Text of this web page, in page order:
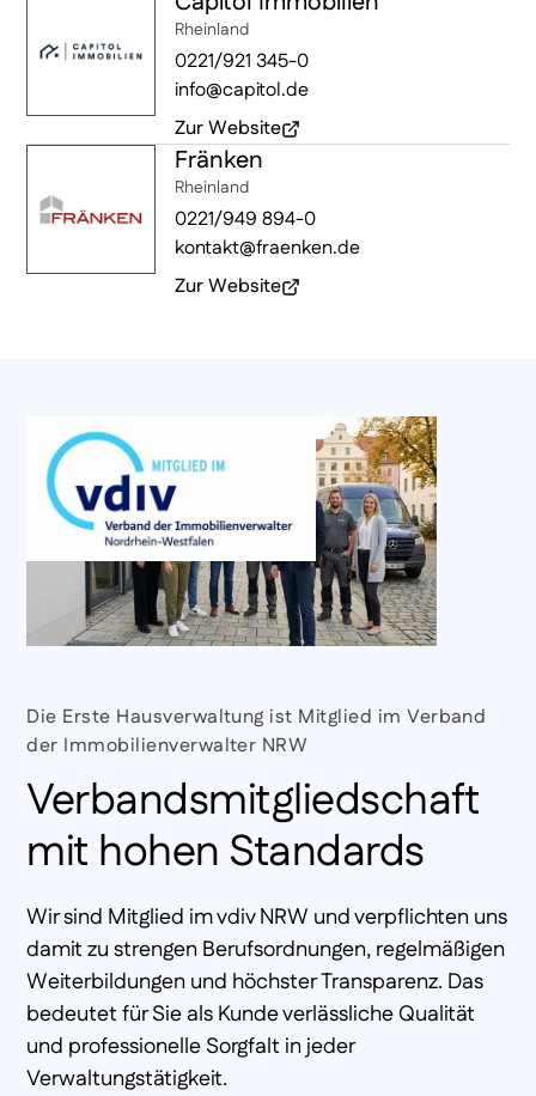
Rheinland
0221/921 345-0
info@capitol.de
Zur Website
(öffnet in neuem Fenster)
Fränken
Rheinland
0221/949 894-0
kontakt@fraenken.de
Zur Website
Die Erste Hausverwaltung ist Mitglied im Verband
der Immobilienverwalter NRW
Verbandsmitgliedschaft
mit hohen Standards
Wir sind Mitglied im vdiv NRW und verpflichten uns
damit zu strengen Berufsordnungen, regelmäßigen
Weiterbildungen und höchster Transparenz. Das
bedeutet für Sie als Kunde verlässliche Qualität
und professionelle Sorgfalt in jeder
Verwaltungstätigkeit.